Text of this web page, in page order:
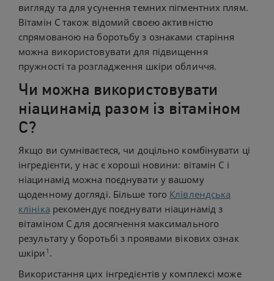
вигляду та для усунення темних пігментних плям.
Вітамін С також відомий своєю активністю
спрямованою на боротьбу з ознаками старіння
можна використовувати для підвищення
пружності та розгладження шкіри обличчя.
Чи можна використовувати
ніацинамід разом із вітаміном
С?
Якщо ви сумніваєтеся, чи доцільно комбінувати ці
інгредієнти, у нас є хороші новини: вітамін С і
ніацинамід можна поєднувати у вашому
щоденному догляді. Більше того Клівлендська
клініка рекомендує поєднувати ніацинамід з
вітаміном С для досягнення максимального
результату у боротьбі з проявами вікових ознак
шкіри 1 .
Використання цих інгредієнтів у комплексі може